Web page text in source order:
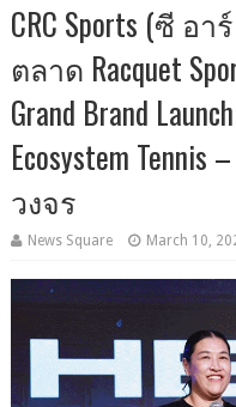
CRC Sports (ซี อ
ตลาด Racquet
Grand Brand
Ecosystem Tennis
วงจร
News Square March 10,